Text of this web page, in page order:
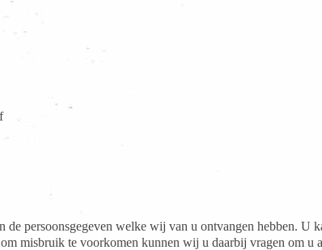
persoonsgegeven welke wij van u ontvangen hebben. U
misbruik te voorkomen kunnen wij u daarbij vragen om u